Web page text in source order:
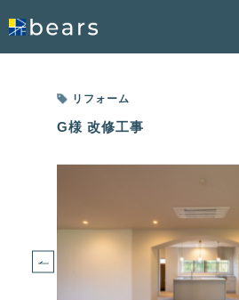
リフォーム
G様 改修工事